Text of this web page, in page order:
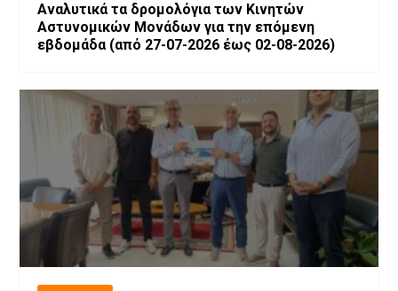
Αναλυτικά τα δρομολόγια των Κινητών
Αστυνομικών Μονάδων για την επόμενη
εβδομάδα (από 27-07-2026 έως 02-08-2026)